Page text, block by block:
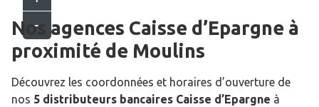
Nos agences Caisse d’Epargne à
proximité de Moulins
Découvrez les coordonnées et horaires d’ouverture de
nos 5 distributeurs bancaires Caisse d’Epargne à